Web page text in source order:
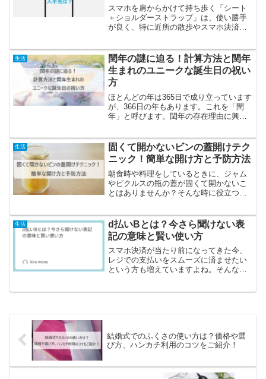
スマホを肩からかけて持ち歩く「シート
＋ショルダーストラップ」は、使い勝手
が良く、特に近所の散歩やスマホ決済が
ストラップはそのままで新しいシートだ
けを手に入れたいと思うこ...
生活
閏年の謎に迫る！計算方法と閏年
生まれのユニークな誕生日の祝い
方
ほとんどの年は365日で成り立っています
が、366日の年もあります。これを「閏
年」と呼びます。閏年の存在理由に興味
ついて見ていきましょう。閏年をどのよ
うに計算し、確認す...
生活
固くて開かないビンの蓋開けテク
ニック！簡単な開け方と予防方法
朝食時や料理をしているときに、ジャム
やピクルスの瓶の蓋が固くて開かないこ
とはありませんか？そんな時に役立つ、
硬い蓋を楽に開ける方法をご提案しま
す。これらのテクニックを覚...
生活
d払いBとは？今さら聞けない表
記の意味と賢い使い方
スマホ決済が当たり前になってきた今、
レジでの支払いをスムーズに済ませたい
という方も増えていますよね。そんな中
結婚式でのふくさの使い方は？価格や選
び方、ハンカチ利用のコツをご紹介！